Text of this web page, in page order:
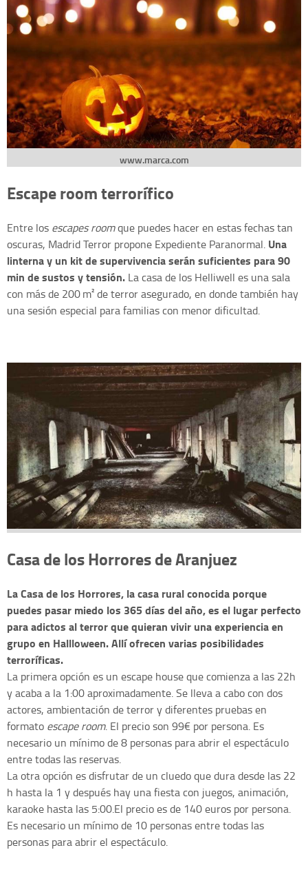
www.marca.com
Escape room terrorífico
Entre los escapes roomque puedes hacer en estas fechas tan
oscuras, Madrid Terror propone Expediente Paranormal. Una
linterna y un kit de supervivencia serán suficientes para 90
min de sustos y tensión. La casa de los Helliwell es una sala
con más de 200 m² de terror asegurado, en donde también hay
una sesión especial para familias con menor dificultad.
Casa de los Horrores de Aranjuez
La Casa de los Horrores, la casa rural conocida porque
puedes pasar miedo los 365 días del año, es el lugar perfecto
para adictos al terror que quieran vivir una experiencia en
grupo en Hallloween. Allí ofrecen varias posibilidades
terroríficas.
La primera opción es un escape house que comienza a las 22h
y acaba a la 1:00 aproximadamente. Se lleva a cabo con dos
actores, ambientación de terror y diferentes pruebas en
formato escape room. El precio son 99€ por persona. Es
necesario un mínimo de 8 personas para abrir el espectáculo
entre todas las reservas.
La otra opción es disfrutar de un cluedo que dura desde las 22
h hasta la 1 y después hay una fiesta con juegos, animación,
karaoke hasta las 5:00.El precio es de 140 euros por persona.
Es necesario un mínimo de 10 personas entre todas las
personas para abrir el espectáculo.